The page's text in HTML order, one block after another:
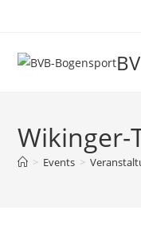
springen
Wikinger-
> Events >